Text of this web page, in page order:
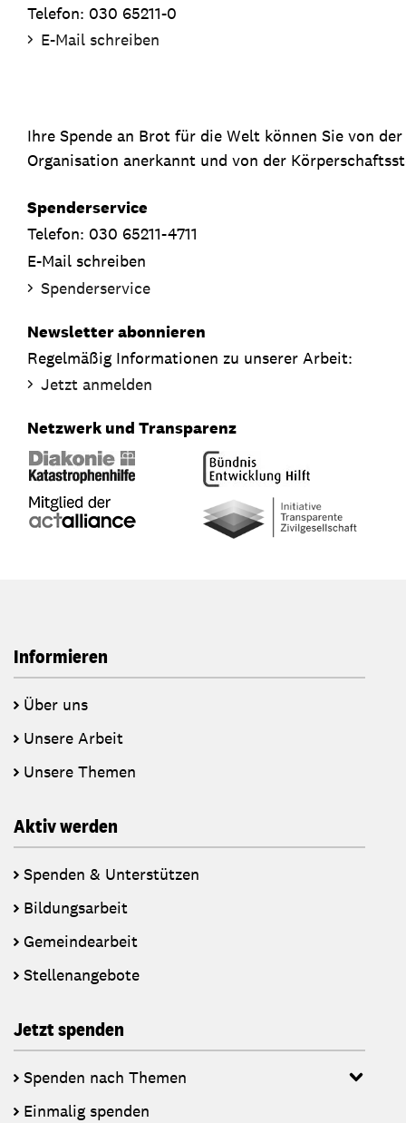
Telefon: 030 65211-0
E-Mail schreiben
Ihre Spende an Brot für die Welt können Sie von
Organisation anerkannt und von der
Spenderservice
Telefon: 030 65211-4711
E-Mail schreiben
Spenderservice
Newsletter abonnieren
Regelmäßig Informationen zu unserer Arbeit:
Jetzt anmelden
Netzwerk und Transparenz
Informieren
Über uns
Unsere Arbeit
Unsere Themen
Aktiv werden
Spenden & Unterstützen
Bildungsarbeit
Gemeindearbeit
Stellenangebote
Jetzt spenden
Spenden nach Themen
Einmalig spenden